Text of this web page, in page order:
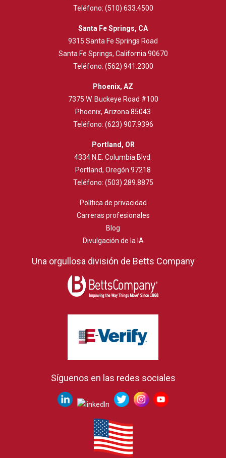
Teléfono: (510) 633.4500
Santa Fe Springs, CA
9315 Santa Fe Springs Road
Santa Fe Springs, California 90670
Teléfono: (562) 941.2300
Phoenix, AZ
7375 W. Buckeye Road #100
Phoenix, Arizona 85043
Teléfono: (623) 907.9396
Portland, OR
4334 N.E. Columbia Blvd.
Portland, Oregón 97218
Teléfono: (503) 289.8875
Política de privacidad
Carreras profesionales
Blog
Divulgación de la IA
Una orgullosa división de Betts Company
Síguenos en las redes sociales